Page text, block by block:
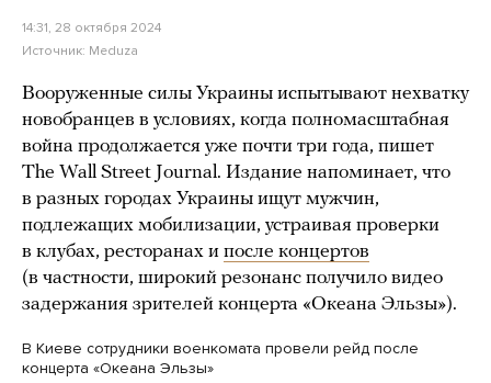
14:31, 28 октября 2024
Источник: Meduza
Вооруженные силы Украины испытывают нехватку
новобранцев в условиях, когда полномасштабная
война продолжается уже почти три года, пишет
The Wall Street Journal. Издание напоминает, что
в разных городах Украины ищут мужчин,
подлежащих мобилизации, устраивая проверки
в клубах, ресторанах и после концертов
(в частности, широкий резонанс получило видео
задержания зрителей концерта «Океана Эльзы»).
В Киеве сотрудники военкомата провели рейд после
концерта «Океана Эльзы»